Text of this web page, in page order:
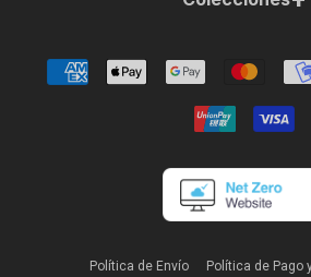
Política de Envío Política de Pago